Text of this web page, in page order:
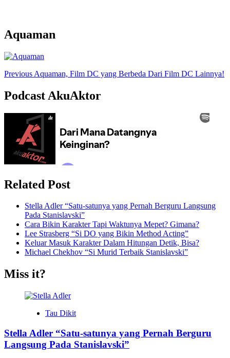
Aquaman
Post
Navigation
Previous Aquaman, Film DC yang Berbeda Dari Film DC Lainnya!
Podcast AkuAktor
Related Post
Stella Adler “Satu-satunya yang Pernah Berguru Langsung
Pada Stanislavski”
Cara Bikin Karakter Tapi Waktunya Mepet? Gimana?
Lee Strasberg “Si DO yang Bikin Method Acting”
Keluar Masuk Karakter Dalam Hitungan Detik, Bisa?
Michael Chekhov “Si Murid Terbaik Stanislavski”
Miss it?
Tau Dikit
Stella Adler “Satu-satunya yang Pernah Berguru
Langsung Pada Stanislavski”